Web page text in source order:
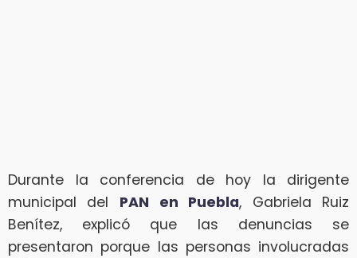
Durante la conferencia de hoy la dirigente
municipal del PAN en Puebla, Gabriela Ruiz
Benítez, explicó que las denuncias se
presentaron porque las personas involucradas